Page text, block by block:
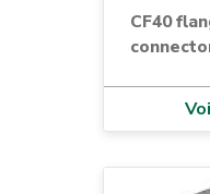
CF40